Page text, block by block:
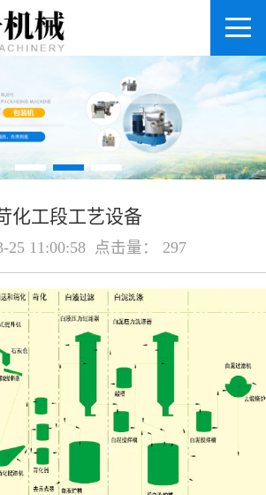
化工段工艺设备
25 11:00:58 点击量： 297